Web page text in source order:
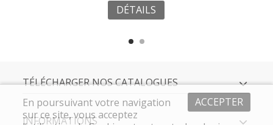
DÉTAILS
TÉLÉCHARGER NOS CATALOGUES
INFORMATIONS
ACCEPTER
En poursuivant votre navigation
sur ce site, vous acceptez